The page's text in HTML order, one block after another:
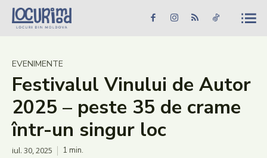
Caută în site... Căutare
Știri
Evenimente
Dezvoltare rurală
EVENIMENTE
Festivalul Vinului de Autor
2025 – peste 35 de crame
într-un singur loc
iul. 30, 2025 1 min.